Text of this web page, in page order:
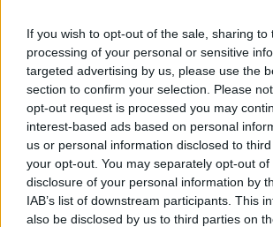
If you wish to opt-out of the sale, sharing to
processing of your personal or sensitive
targeted advertising by us, please use the
section to confirm your selection. Please
opt-out request is processed you may
interest-based ads based on personal
us or personal information disclosed to
your opt-out. You may separately opt-out
disclosure of your personal information by
IAB’s list of downstream participants. This
also be disclosed by us to third parties on